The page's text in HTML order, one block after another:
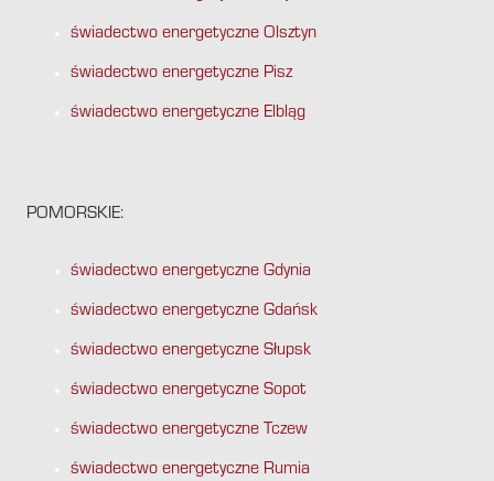
świadectwo energetyczne Olsztyn
świadectwo energetyczne Pisz
świadectwo energetyczne Elbląg
POMORSKIE:
świadectwo energetyczne Gdynia
świadectwo energetyczne Gdańsk
świadectwo energetyczne Słupsk
świadectwo energetyczne Sopot
świadectwo energetyczne Tczew
świadectwo energetyczne Rumia